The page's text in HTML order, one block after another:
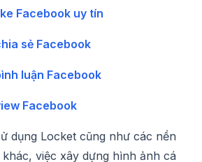
Facebook uy tín
sẻ Facebook
luận Facebook
Facebook
dụng Locket cũng như các nền
việc xây dựng hình ảnh cá